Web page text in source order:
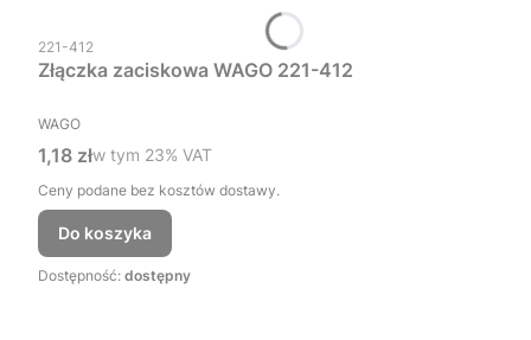
Kod produktu
221-412
Złączka zaciskowa WAGO 221-412
PRODUCENT
WAGO
Cena brutto
1,18 złw tym %s VAT
w tym 23% VAT
Ceny podane bez kosztów dostawy.
Do koszyka
Dostępność: dostępny